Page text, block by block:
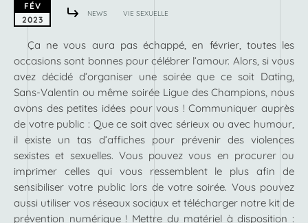
FÉV
2023
NEWS VIE SEXUELLE
Ça ne vous aura pas échappé, en février, toutes les
occasions sont bonnes pour célébrer l’amour. Alors, si vous
avez décidé d’organiser une soirée que ce soit Dating,
Sans-Valentin ou même soirée Ligue des Champions, nous
avons des petites idées pour vous ! Communiquer auprès
de votre public : Que ce soit avec sérieux ou avec humour,
il existe un tas d’affiches pour prévenir des violences
sexistes et sexuelles. Vous pouvez vous en procurer ou
imprimer celles qui vous ressemblent le plus afin de
sensibiliser votre public lors de votre soirée. Vous pouvez
aussi utiliser vos réseaux sociaux et télécharger notre kit de
prévention numérique ! Mettre du matériel à disposition :